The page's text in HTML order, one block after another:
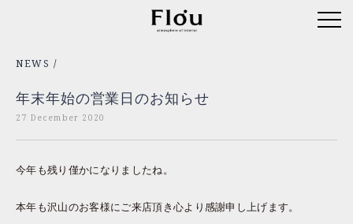
NEWS /
年末年始の営業日のお知らせ
27 December 2020
今年も残り僅かになりましたね。
本年も沢山のお客様にご来店頂き心より感謝申し上げます。